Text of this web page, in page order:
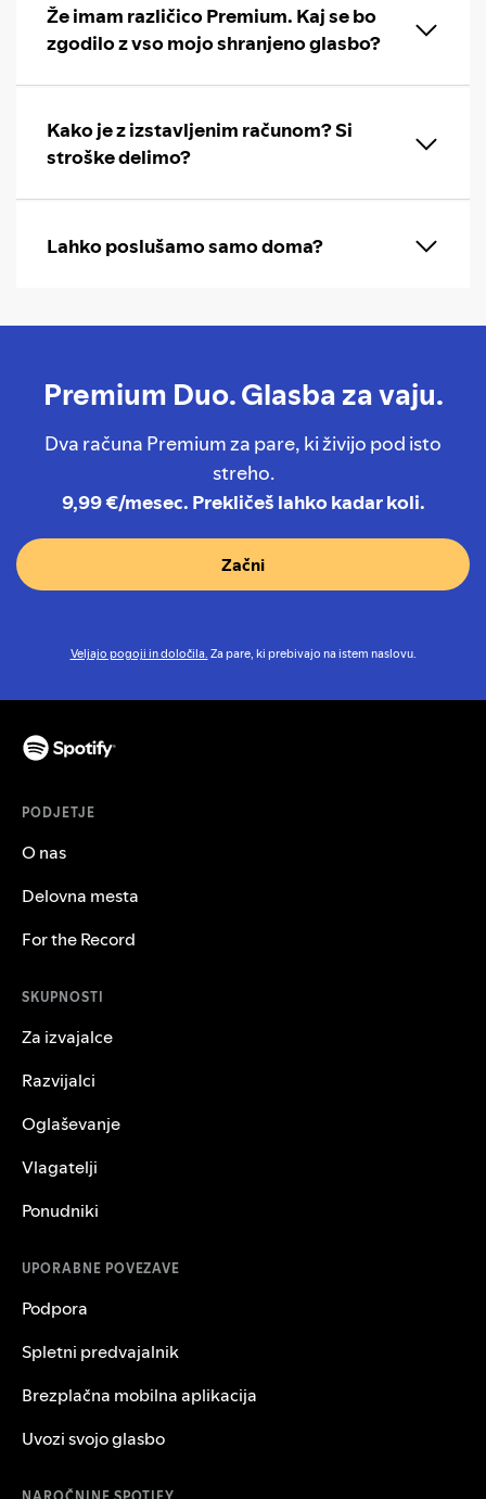
Že imam različico Premium. Kaj se bo
zgodilo z vso mojo shranjeno glasbo?
Kako je z izstavljenim računom? Si
stroške delimo?
Lahko poslušamo samo doma?
Premium Duo. Glasba za vaju.
Dva računa Premium za pare, ki živijo pod isto
streho.
9,99 €/mesec. Prekličeš lahko kadar koli.
Začni
Veljajo pogoji in določila. Za pare, ki prebivajo na istem naslovu.
PODJETJE
O nas
Delovna mesta
For the Record
SKUPNOSTI
Za izvajalce
Razvijalci
Oglaševanje
Vlagatelji
Ponudniki
UPORABNE POVEZAVE
Podpora
Spletni predvajalnik
Brezplačna mobilna aplikacija
Uvozi svojo glasbo